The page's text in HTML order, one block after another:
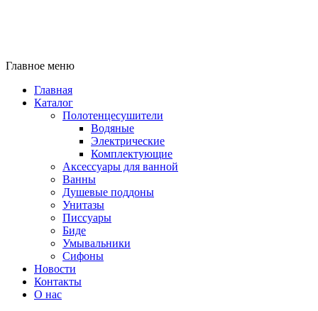
Главное меню
Главная
Каталог
Полотенцесушители
Водяные
Электрические
Комплектующие
Аксессуары для ванной
Ванны
Душевые поддоны
Унитазы
Писсуары
Биде
Умывальники
Сифоны
Новости
Контакты
О нас